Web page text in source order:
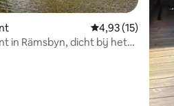
Gemiddelde
4,93 (15)
in Rämsbyn, dicht bij het